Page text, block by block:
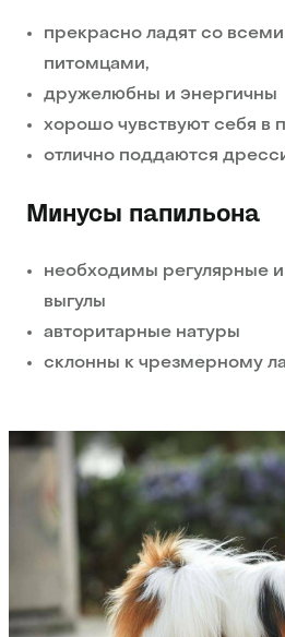
прекрасно ладят со
питомцами,
дружелюбны и энергичны
хорошо чувствуют себя в
отлично поддаются
Минусы папильона
необходимы регулярные
выгулы
авторитарные натуры
склонны к чрезмерному